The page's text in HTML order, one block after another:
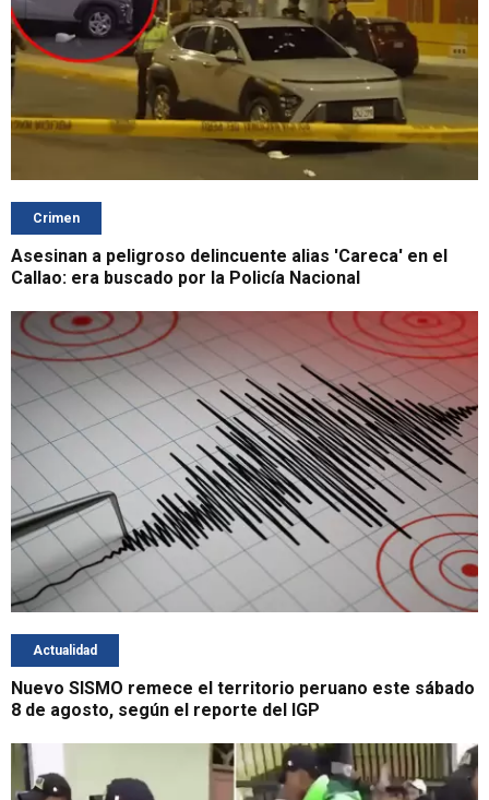
Crimen
Asesinan a peligroso delincuente alias 'Careca' en el
Callao: era buscado por la Policía Nacional
Actualidad
Nuevo SISMO remece el territorio peruano este sábado
8 de agosto, según el reporte del IGP